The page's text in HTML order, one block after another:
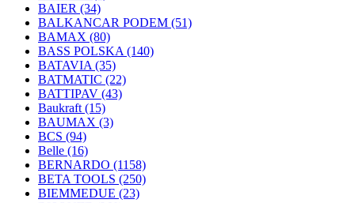
BAIER (34)
BALKANCAR PODEM (51)
BAMAX (80)
BASS POLSKA (140)
BATAVIA (35)
BATMATIC (22)
BATTIPAV (43)
Baukraft (15)
BAUMAX (3)
BCS (94)
Belle (16)
BERNARDO (1158)
BETA TOOLS (250)
BIEMMEDUE (23)